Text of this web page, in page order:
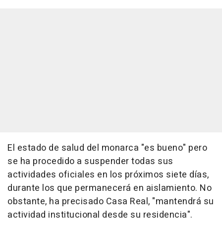
El estado de salud del monarca "es bueno" pero
se ha procedido a suspender todas sus
actividades oficiales en los próximos siete días,
durante los que permanecerá en aislamiento. No
obstante, ha precisado Casa Real, "mantendrá su
actividad institucional desde su residencia".